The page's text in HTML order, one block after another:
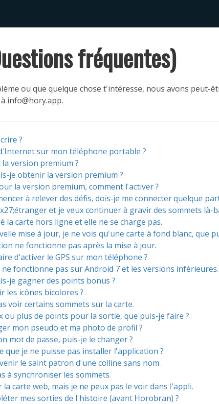
fréquentes)
ou que quelque chose t'intéresse, nous avons peut-
info@hory.app.
?
sur mon téléphone portable ?
version premium ?
je obtenir la version premium ?
la version premium, comment l'activer ?
à relever des défis, dois-je me connecter quelque
et je veux continuer à gravir des sommets là-
la carte hors ligne et elle ne se charge pas.
mise à jour, je ne vois qu'une carte à fond blanc, que
ne fonctionne pas après la mise à jour.
d'activer le GPS sur mon téléphone ?
fonctionne pas sur Android 7 et les versions inférieures.
je gagner des points bonus ?
les icônes bicolores ?
voir certains sommets sur la carte.
ou plus de points pour la sortie, que puis-je faire ?
mon pseudo et ma photo de profil ?
mot de passe, puis-je le changer ?
que je ne puisse pas installer l'application ?
le saint patron d'une colline sans nom.
à synchroniser les sommets.
la carte web, mais je ne peux pas le voir dans l'appli.
mes sorties de l'histoire (avant Horobran) ?